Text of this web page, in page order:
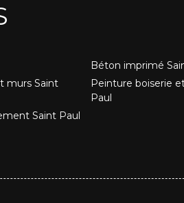
murs Saint
Saint Paul
Béton imprimé
Peinture boiserie
Paul